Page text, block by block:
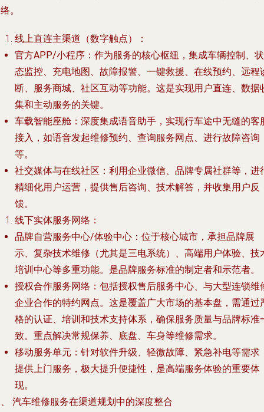
。
线上直连主渠道（数字触点）
：
官方APP/小程序 ：作为服务的核心枢纽，集成车辆控制、状
态监控、充电地图、故障报警、一键救援、在线预约、远程
断、服务商城、社区互动等功能。这是实现用户直连、数据
集和主动服务的关键。
车载智能座舱 ：深度集成语音助手，实现行车途中无缝的客
接入，如语音发起维修预约、查询服务网点、进行故障咨询
等。
社交媒体与在线社区 ：利用企业微信、品牌专属社群等，进
精细化用户运营，提供售后咨询、技术解答，并收集用户反
馈。
线下实体服务网络 ：
品牌自营服务中心/体验中心 ：位于核心城市，承担品牌展
示、复杂技术维修（尤其是三电系统）、高端用户体验、技
培训中心等多重功能。是品牌服务标准的制定者和示范者。
授权合作服务网络 ：包括授权售后服务中心、与大型连锁维
企业合作的特约网点。这是覆盖广大市场的基本盘，需通过
格的认证、培训和技术支持体系，确保服务质量与品牌标准
致。重点解决常规保养、底盘、车身等维修需求。
移动服务单元 ：针对软件升级、轻微故障、紧急补电等需求
提供上门服务，极大提升便捷性，是高端服务体验的重要体
现。
汽车维修服务在渠道规划中的深度整合